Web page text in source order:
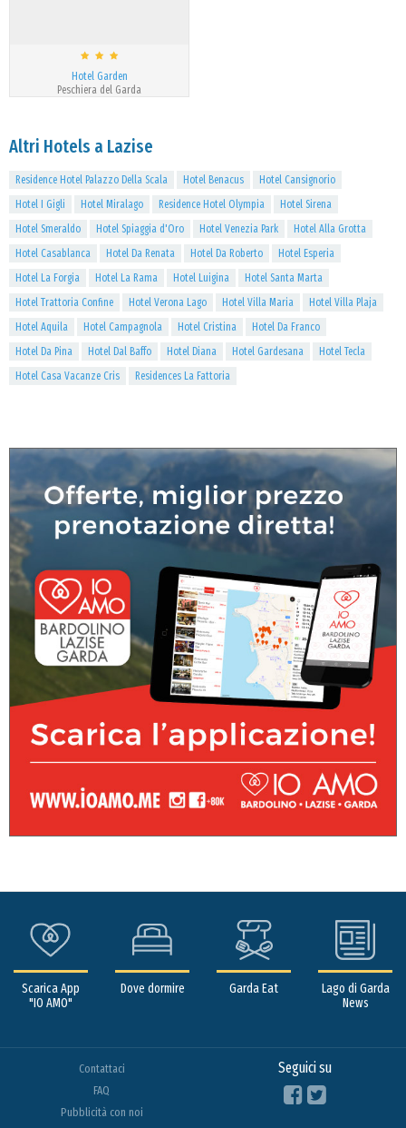
Hotel Garden
Peschiera del Garda
Altri Hotels a Lazise
Residence Hotel Palazzo Della Scala Hotel Benacus
Hotel Cansignorio
Hotel I Gigli
Hotel Miralago Residence Hotel Olympia
Hotel Sirena
Hotel Smeraldo
Hotel Spiaggia d'Oro Hotel Venezia Park
Hotel Alla Grotta
Hotel Casablanca
Hotel Da Renata Hotel Da Roberto
Hotel Esperia
Hotel La Forgia
Hotel La Rama Hotel Luigina
Hotel Santa Marta
Hotel Trattoria Confine
Hotel Verona Lago Hotel Villa Maria
Hotel Villa Plaja
Hotel Aquila
Hotel Campagnola Hotel Cristina
Hotel Da Franco
Hotel Da Pina
Hotel Dal Baffo Hotel Diana Hotel Gardesana
Hotel Tecla
Hotel Casa Vacanze Cris
Residences La Fattoria
Scarica App
"IO AMO"
Dove dormire Garda Eat
Lago di Garda
News
Contattaci
FAQ
Pubblicità con noi
Seguici su